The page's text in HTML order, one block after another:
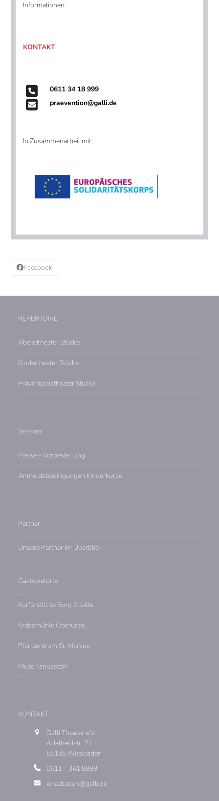
Informationen:
KONTAKT
0611 34 18 999
praevention@galli.de
In Zusammenarbeit mit:
Facebook
REPERTOIRE
Abendtheater Stücke
Kindertheater Stücke
Präventionstheater Stücke
Services
Preise – Vorbestellung
Anmeldebedingungen Kinderkurse
Partner
Unsere Partner im Überblick
Gastspielorte
Kurfürstliche Burg Eltville
Krebsmühle Oberursel
Pfarrzentrum St. Markus
Müze Tanusstein
KONTAKT
Galli Theater e.V.
Adelheidstr. 21
65185 Wiesbaden
0611 – 341 8999
wiesbaden@galli.de